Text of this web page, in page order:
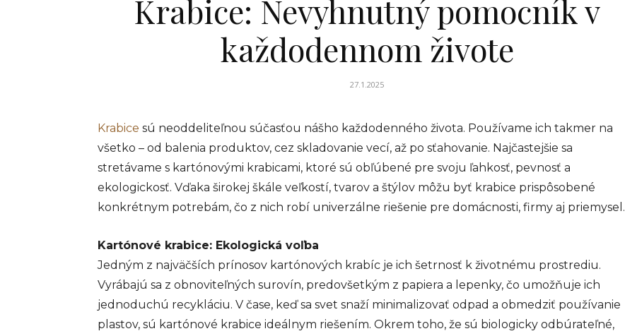
Krabice: Nevyhnutný pomocník v
každodennom živote
27.1.2025
Krabice sú neoddeliteľnou súčasťou nášho každodenného života. Používame ich takmer na
všetko – od balenia produktov, cez skladovanie vecí, až po sťahovanie. Najčastejšie sa
stretávame s kartónovými krabicami, ktoré sú obľúbené pre svoju ľahkosť, pevnosť a
ekologickosť. Vďaka širokej škále veľkostí, tvarov a štýlov môžu byť krabice prispôsobené
konkrétnym potrebám, čo z nich robí univerzálne riešenie pre domácnosti, firmy aj priemysel.
Kartónové krabice: Ekologická voľba
Jedným z najväčších prínosov kartónových krabíc je ich šetrnosť k životnému prostrediu.
Vyrábajú sa z obnoviteľných surovín, predovšetkým z papiera a lepenky, čo umožňuje ich
jednoduchú recykláciu. V čase, keď sa svet snaží minimalizovať odpad a obmedziť používanie
plastov, sú kartónové krabice ideálnym riešením. Okrem toho, že sú biologicky odbúrateľné,